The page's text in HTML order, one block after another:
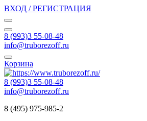
ВХОД / РЕГИСТРАЦИЯ
8 (993)3 55-08-48
info@truborezoff.ru
Корзина
8 (993)3 55-08-48
info@truborezoff.ru
8 (495) 975-985-2